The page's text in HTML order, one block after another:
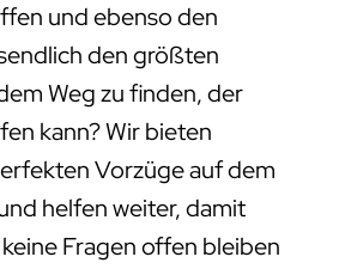
und ebenso den
den größten
Weg zu finden, der
kann? Wir bieten
Vorzüge auf dem
helfen weiter, damit
Fragen offen bleiben